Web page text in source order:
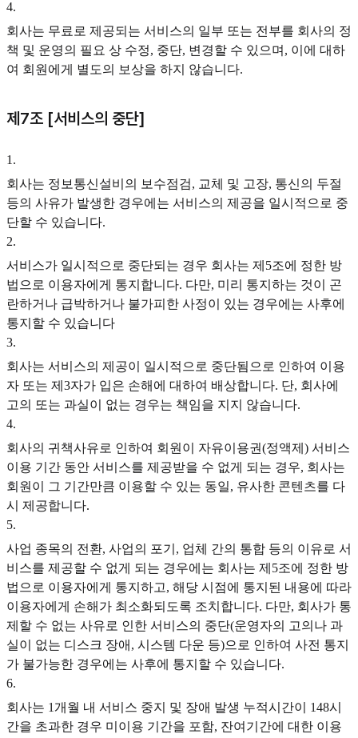
4.
회사는 무료로 제공되는 서비스의 일부 또는 전부를 회사의 정
책 및 운영의 필요 상 수정, 중단, 변경할 수 있으며, 이에 대하
여 회원에게 별도의 보상을 하지 않습니다.
제7조 [서비스의 중단]
1 .
회사는 정보통신설비의 보수점검, 교체 및 고장, 통신의 두절
등의 사유가 발생한 경우에는 서비스의 제공을 일시적으로 중
단할 수 있습니다.
2.
서비스가 일시적으로 중단되는 경우 회사는 제5조에 정한 방
법으로 이용자에게 통지합니다. 다만, 미리 통지하는 것이 곤
란하거나 급박하거나 불가피한 사정이 있는 경우에는 사후에
통지할 수 있습니다
3.
회사는 서비스의 제공이 일시적으로 중단됨으로 인하여 이용
자 또는 제3자가 입은 손해에 대하여 배상합니다. 단, 회사에
고의 또는 과실이 없는 경우는 책임을 지지 않습니다.
4.
회사의 귀책사유로 인하여 회원이 자유이용권(정액제) 서비스
이용 기간 동안 서비스를 제공받을 수 없게 되는 경우, 회사는
회원이 그 기간만큼 이용할 수 있는 동일, 유사한 콘텐츠를 다
시 제공합니다.
5.
사업 종목의 전환, 사업의 포기, 업체 간의 통합 등의 이유로 서
비스를 제공할 수 없게 되는 경우에는 회사는 제5조에 정한 방
법으로 이용자에게 통지하고, 해당 시점에 통지된 내용에 따라
이용자에게 손해가 최소화되도록 조치합니다. 다만, 회사가 통
제할 수 없는 사유로 인한 서비스의 중단(운영자의 고의나 과
실이 없는 디스크 장애, 시스템 다운 등)으로 인하여 사전 통지
가 불가능한 경우에는 사후에 통지할 수 있습니다.
6.
회사는 1개월 내 서비스 중지 및 장애 발생 누적시간이 148시
간을 초과한 경우 미이용 기간을 포함, 잔여기간에 대한 이용